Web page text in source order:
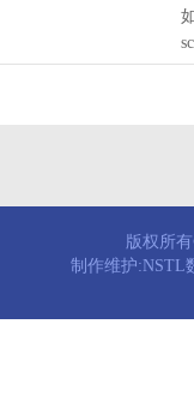
如需
版权所
制作维护:NSTL